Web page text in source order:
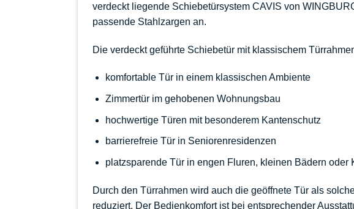
verdeckt liegende Schiebetürsystem CAVIS von
passende Stahlzargen an.
Die verdeckt geführte Schiebetür mit klassischem
komfortable Tür in einem klassischen Ambiente
Zimmertür im gehobenen Wohnungsbau
hochwertige Türen mit besonderem Kantenschutz
barrierefreie Türin Seniorenresidenzen
platzsparende Tür in engen Fluren, kleinen Bädern oder
Durch den Türrahmen wird auch die geöffnete Tür als
reduziert. Der Bedienkomfort ist bei entsprechender